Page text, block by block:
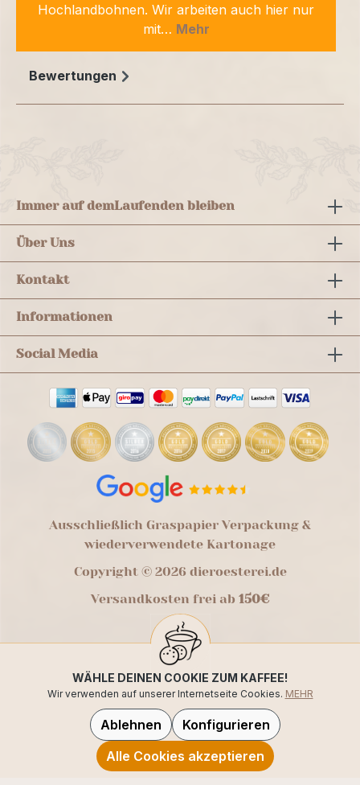
Hochlandbohnen. Wir arbeiten auch hier nur
mit… Mehr
Bewertungen
Immer auf demLaufenden bleiben
Über Uns
Kontakt
Informationen
Social Media
Ausschließlich Graspapier Verpackung &
wiederverwendete Kartonage
Copyright © 2026 dieroesterei.de
Versandkosten frei ab 150€
WÄHLE DEINEN COOKIE ZUM KAFFEE!
Wir verwenden auf unserer Internetseite Cookies. MEHR
Ablehnen
Konfigurieren
Alle Cookies akzeptieren